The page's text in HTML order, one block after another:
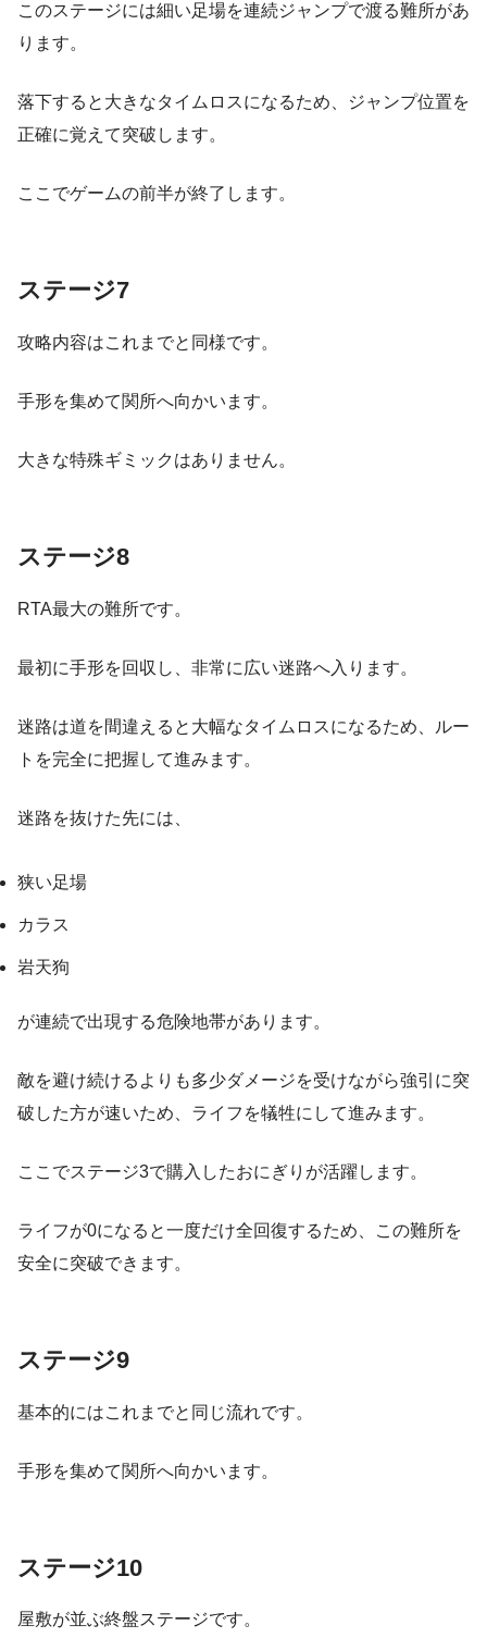
このステージには細い足場を連続ジャンプで渡る難所があ
ります。
落下すると大きなタイムロスになるため、ジャンプ位置を
正確に覚えて突破します。
ここでゲームの前半が終了します。
ステージ7
攻略内容はこれまでと同様です。
手形を集めて関所へ向かいます。
大きな特殊ギミックはありません。
ステージ8
RTA最大の難所です。
最初に手形を回収し、非常に広い迷路へ入ります。
迷路は道を間違えると大幅なタイムロスになるため、ルー
トを完全に把握して進みます。
迷路を抜けた先には、
狭い足場
カラス
岩天狗
が連続で出現する危険地帯があります。
敵を避け続けるよりも多少ダメージを受けながら強引に突
破した方が速いため、ライフを犠牲にして進みます。
ここでステージ3で購入したおにぎりが活躍します。
ライフが0になると一度だけ全回復するため、この難所を
安全に突破できます。
ステージ9
基本的にはこれまでと同じ流れです。
手形を集めて関所へ向かいます。
ステージ10
屋敷が並ぶ終盤ステージです。